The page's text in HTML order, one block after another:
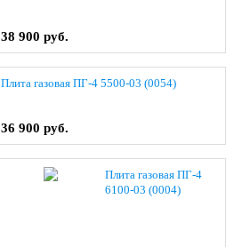
38 900 руб.
Плита газовая ПГ-4 5500-03 (0054)
36 900 руб.
Плита газовая ПГ-4
6100-03 (0004)